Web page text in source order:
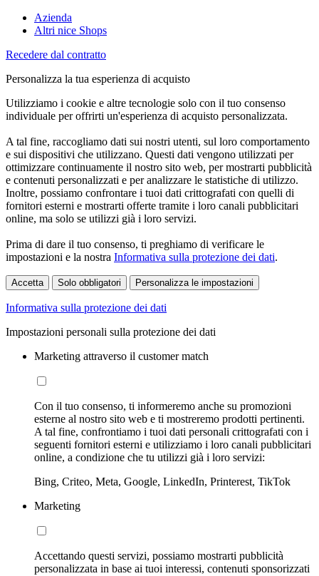
Azienda
Altri nice Shops
Recedere dal contratto
Personalizza la tua esperienza di acquisto
Utilizziamo i cookie e altre tecnologie solo con il tuo consenso
individuale per offrirti un'esperienza di acquisto personalizzata.
A tal fine, raccogliamo dati sui nostri utenti, sul loro comportamento
e sui dispositivi che utilizzano. Questi dati vengono utilizzati per
ottimizzare continuamente il nostro sito web, per mostrarti pubblicità
e contenuti personalizzati e per analizzare le statistiche di utilizzo.
Inoltre, possiamo confrontare i tuoi dati crittografati con quelli di
fornitori esterni e mostrarti offerte tramite i loro canali pubblicitari
online, ma solo se utilizzi già i loro servizi.
Prima di dare il tuo consenso, ti preghiamo di verificare le
impostazioni e la nostra Informativa sulla protezione dei dati.
Accetta Solo obbligatori Personalizza le impostazioni
Informativa sulla protezione dei dati
Impostazioni personali sulla protezione dei dati
Marketing attraverso il customer match
Con il tuo consenso, ti informeremo anche su promozioni
esterne al nostro sito web e ti mostreremo prodotti pertinenti.
A tal fine, confrontiamo i tuoi dati personali crittografati con i
seguenti fornitori esterni e utilizziamo i loro canali pubblicitari
online, a condizione che tu utilizzi già i loro servizi:
Bing, Criteo, Meta, Google, LinkedIn, Printerest, TikTok
Marketing
Accettando questi servizi, possiamo mostrarti pubblicità
personalizzata in base ai tuoi interessi, contenuti sponsorizzati